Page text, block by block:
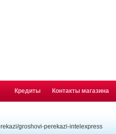
Кредиты Контакты магазина
groshovi-perekazi-intelexpress